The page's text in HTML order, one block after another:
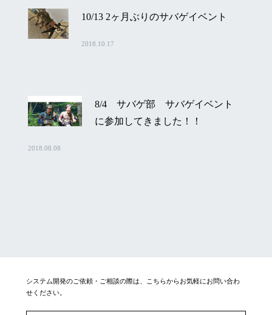
10/13 2ヶ月ぶりのサバゲイベント
2018.10.17
8/4 サバゲ部 サバゲイベント
に参加してきました！！
2018.08.08
システム開発のご依頼・ご相談の際は、こちらからお気軽にお問い合わ
せください。